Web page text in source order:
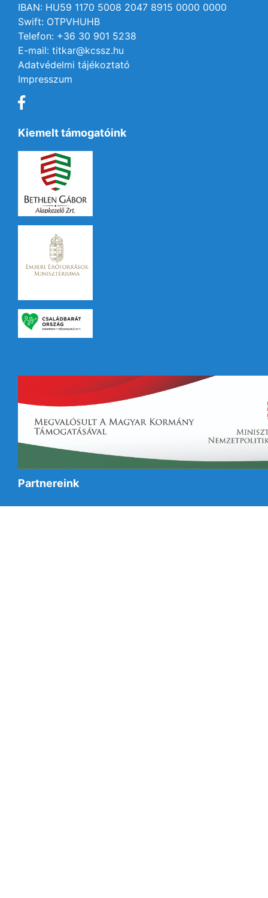
IBAN: HU59 1170 5008 2047 8915 0000 0000
Swift: OTPVHUHB
Telefon: +36 30 901 5238
E-mail: titkar@kcssz.hu
Adatvédelmi tájékoztató
Impresszum
Kiemelt támogatóink
Partnereink